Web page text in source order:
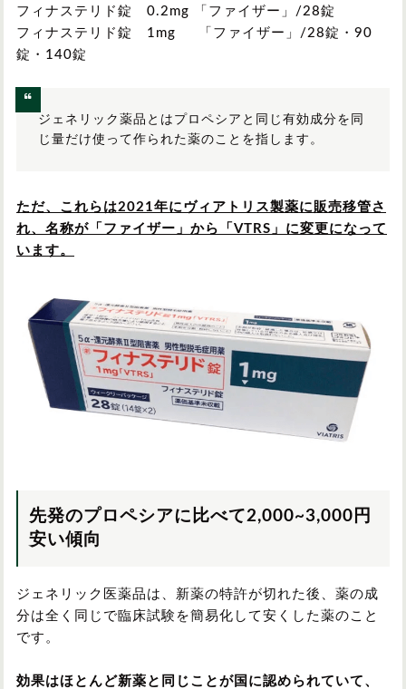
フィナステリド錠 0.2mg 「ファイザー」/28錠
フィナステリド錠 1mg 「ファイザー」/28錠・90
錠・140錠
ジェネリック薬品とはプロペシアと同じ有効成分を同
じ量だけ使って作られた薬のことを指します。
ただ、これらは2021年にヴィアトリス製薬に販売移管さ
れ、名称が「ファイザー」から「VTRS」に変更になって
います。
先発のプロペシアに比べて2,000~3,000円
安い傾向
ジェネリック医薬品は、新薬の特許が切れた後、薬の成
分は全く同じで臨床試験を簡易化して安くした薬のこと
です。
効果はほとんど新薬と同じことが国に認められていて、